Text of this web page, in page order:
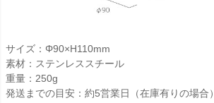
サイズ：Φ90×H110mm
素材：ステンレススチール
重量：250g
発送までの目安：約5営業日（在庫有りの場合）